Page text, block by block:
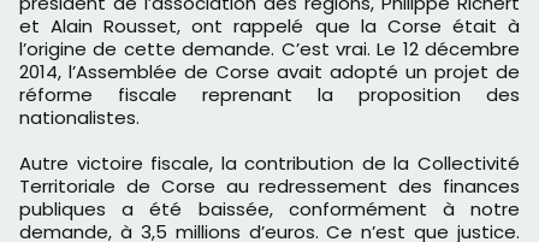
et Alain Rousset, ont rappelé que la Corse était à
l’origine de cette demande. C’est vrai. Le 12 décembre
2014, l’Assemblée de Corse avait adopté un projet de
réforme fiscale reprenant la proposition des
nationalistes.
Autre victoire fiscale, la contribution de la Collectivité
Territoriale de Corse au redressement des finances
publiques a été baissée, conformément à notre
demande, à 3,5 millions d’euros. Ce n’est que justice.